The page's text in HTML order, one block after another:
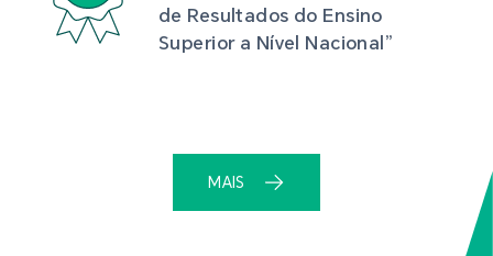
de Resultados do Ensino
Superior a Nível Nacional”
MAIS